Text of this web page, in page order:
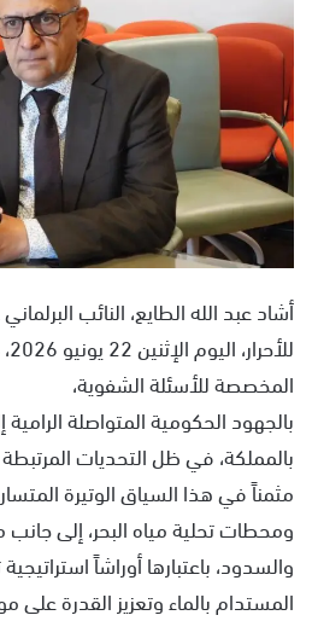
ر
ي
ا
إ
ل
ر
ن
ي
ا
أشاد عبد الله الطايع، النائب
المخصصة للأسئلة الشفوية،
بالجهود الحكومية المتواصلة الرامية
بالمملكة، في ظل التحديات
مثمناً في هذا السياق الوتيرة
ومحطات تحلية مياه البحر، إلى
والسدود، باعتبارها أوراشاً
المستدام بالماء وتعزيز القدرة على